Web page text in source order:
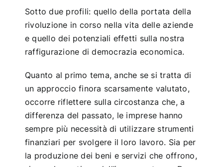
Sotto due profili: quello della portata della
rivoluzione in corso nella vita delle aziende
e quello dei potenziali effetti sulla nostra
raffigurazione di democrazia economica.
Quanto al primo tema, anche se si tratta di
un approccio finora scarsamente valutato,
occorre riflettere sulla circostanza che, a
differenza del passato, le imprese hanno
sempre più necessità di utilizzare strumenti
finanziari per svolgere il loro lavoro. Sia per
la produzione dei beni e servizi che offrono,